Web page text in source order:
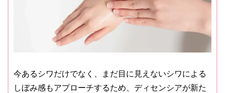
今あるシワだけでなく、まだ目に見えないシワによる
しぼみ感もアプローチするため、ディセンシアが新た